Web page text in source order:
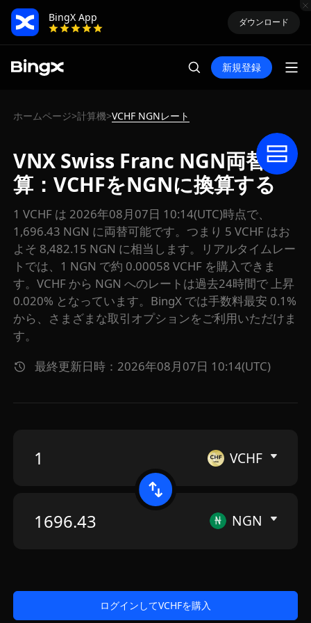
BingX App
ダウンロード
新規登録
ホームページ>計算機>VCHF NGNレート
VNX Swiss Franc NGN両替計
算：VCHFをNGNに換算する
1 VCHF は 2026年08月07日 10:14(UTC)時点で、
1,696.43 NGN に両替可能です。つまり 5 VCHF はお
よそ 8,482.15 NGN に相当します。リアルタイムレー
トでは、1 NGN で約 0.00058 VCHF を購入できま
す。VCHF から NGN へのレートは過去24時間で 上昇
0.020% となっています。BingX では手数料最安 0.1%
から、さまざまな取引オプションをご利用いただけま
す。
最終更新日時：2026年08月07日 10:14(UTC)
VCHF
NGN
ログインしてVCHFを購入